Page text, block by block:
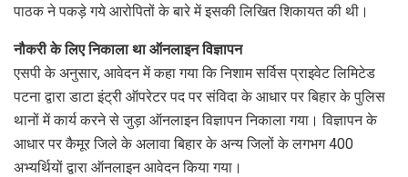
पाठक ने पकड़े गये आरोपितों के बारे में इसकी लिखित शिकायत की थी।
नौकरी के लिए निकाला था ऑनलाइन विज्ञापन
एसपी के अनुसार, आवेदन में कहा गया कि निशाम सर्विस प्राइवेट लिमिटेड
पटना द्वारा डाटा इंट्री ऑपरेटर पद पर संविदा के आधार पर बिहार के पुलिस
थानों में कार्य करने से जुड़ा ऑनलाइन विज्ञापन निकाला गया। विज्ञापन के
आधार पर कैमूर जिले के अलावा बिहार के अन्य जिलों के लगभग 400
अभ्यर्थियों द्वारा ऑनलाइन आवेदन किया गया।